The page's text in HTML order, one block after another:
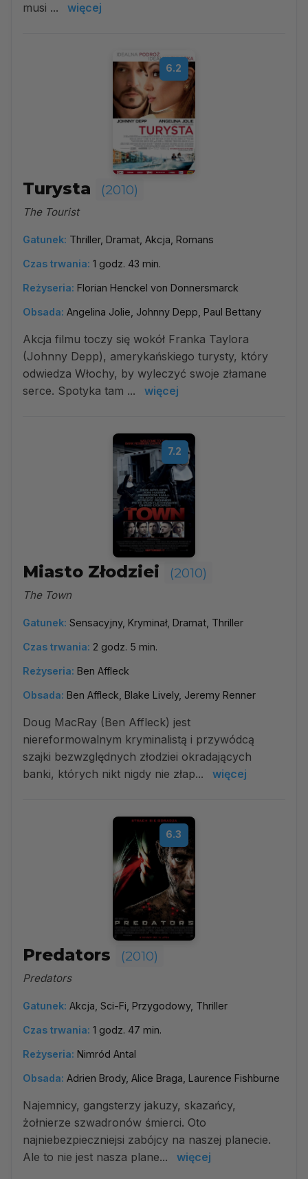
musi ...
więcej
6.2
Turysta (2010)
The Tourist
Gatunek: Thriller, Dramat, Akcja, Romans
Czas trwania: 1 godz. 43 min.
Reżyseria: Florian Henckel von Donnersmarck
Obsada: Angelina Jolie, Johnny Depp, Paul Bettany
Akcja filmu toczy się wokół Franka Taylora
(Johnny Depp), amerykańskiego turysty, który
odwiedza Włochy, by wyleczyć swoje złamane
serce. Spotyka tam ...
więcej
7.2
Miasto Złodziei (2010)
The Town
Gatunek: Sensacyjny, Kryminał, Dramat, Thriller
Czas trwania: 2 godz. 5 min.
Reżyseria: Ben Affleck
Obsada: Ben Affleck, Blake Lively, Jeremy Renner
Doug MacRay (Ben Affleck) jest
niereformowalnym kryminalistą i przywódcą
szajki bezwzględnych złodziei okradających
banki, których nikt nigdy nie złap...
więcej
6.3
Predators (2010)
Predators
Gatunek: Akcja, Sci-Fi, Przygodowy, Thriller
Czas trwania: 1 godz. 47 min.
Reżyseria: Nimród Antal
Obsada: Adrien Brody, Alice Braga, Laurence Fishburne
Najemnicy, gangsterzy jakuzy, skazańcy,
żołnierze szwadronów śmierci. Oto
najniebezpieczniejsi zabójcy na naszej planecie.
Ale to nie jest nasza plane...
więcej